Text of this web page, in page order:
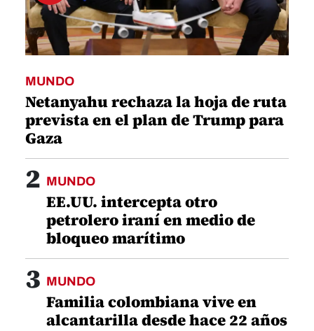
MUNDO
Netanyahu rechaza la hoja de ruta
prevista en el plan de Trump para
Gaza
2 MUNDO
EE.UU. intercepta otro
petrolero iraní en medio de
bloqueo marítimo
3 MUNDO
Familia colombiana vive en
alcantarilla desde hace 22 años